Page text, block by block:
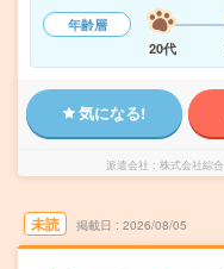
年齢層
20代
気になる!
派遣会社 株式会社綜
未読 掲載日 2026/08/05